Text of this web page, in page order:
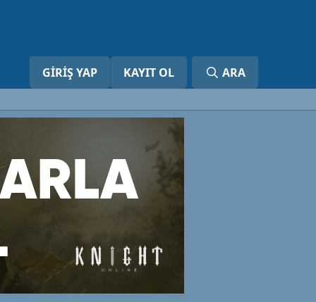
GIRIŞ YAP KAYIT OL ARA